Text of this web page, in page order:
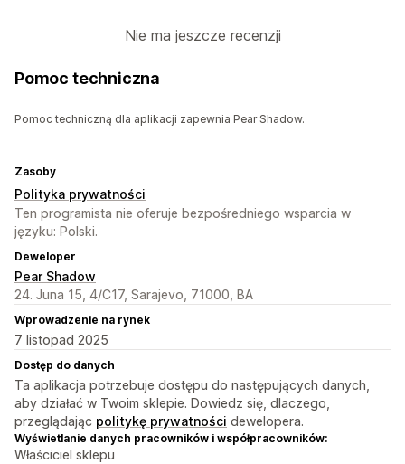
Nie ma jeszcze recenzji
Pomoc techniczna
Pomoc techniczną dla aplikacji zapewnia Pear Shadow.
Zasoby
Polityka prywatności
Ten programista nie oferuje bezpośredniego wsparcia w
języku: Polski.
Deweloper
Pear Shadow
24. Juna 15, 4/C17, Sarajevo, 71000, BA
Wprowadzenie na rynek
7 listopad 2025
Dostęp do danych
Ta aplikacja potrzebuje dostępu do następujących danych,
aby działać w Twoim sklepie. Dowiedz się, dlaczego,
przeglądając politykę prywatności dewelopera.
Wyświetlanie danych pracowników i współpracowników:
Właściciel sklepu